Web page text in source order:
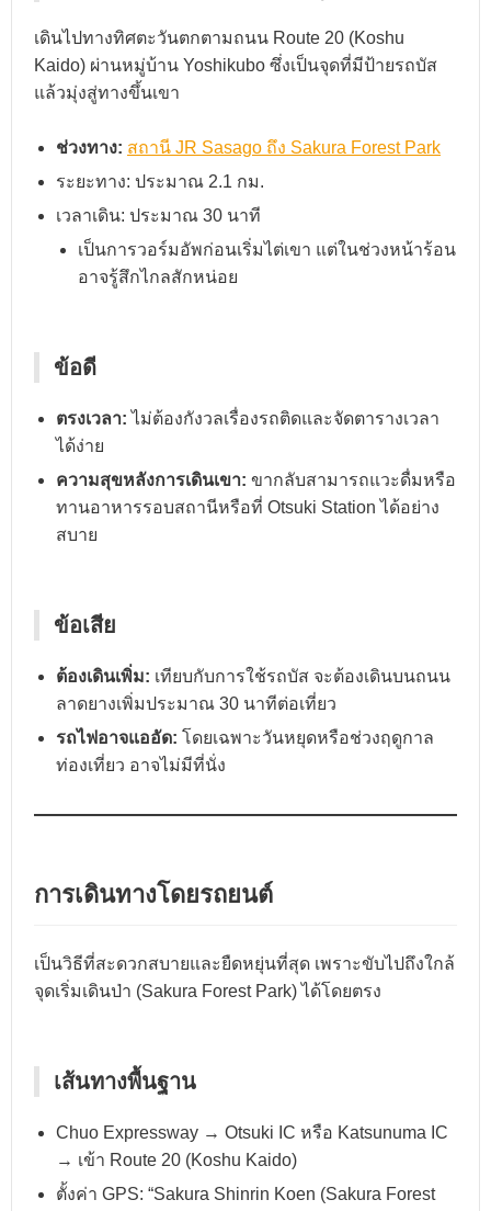
เดินไปทางทิศตะวันตกตามถนน Route 20 (Koshu
Kaido) ผ่านหมู่บ้าน Yoshikubo ซึ่งเป็นจุดที่มีป้ายรถบัส
แล้วมุ่งสู่ทางขึ้นเขา
ช่วงทาง: สถานี JR Sasago ถึง Sakura Forest Park
ระยะทาง: ประมาณ 2.1 กม.
เวลาเดิน: ประมาณ 30 นาที
เป็นการวอร์มอัพก่อนเริ่มไต่เขา แต่ในช่วงหน้าร้อน
อาจรู้สึกไกลสักหน่อย
ข้อดี
ตรงเวลา: ไม่ต้องกังวลเรื่องรถติดและจัดตารางเวลา
ได้ง่าย
ความสุขหลังการเดินเขา: ขากลับสามารถแวะดื่มหรือ
ทานอาหารรอบสถานีหรือที่ Otsuki Station ได้อย่าง
สบาย
ข้อเสีย
ต้องเดินเพิ่ม: เทียบกับการใช้รถบัส จะต้องเดินบนถนน
ลาดยางเพิ่มประมาณ 30 นาทีต่อเที่ยว
รถไฟอาจแออัด: โดยเฉพาะวันหยุดหรือช่วงฤดูกาล
ท่องเที่ยว อาจไม่มีที่นั่ง
การเดินทางโดยรถยนต์
เป็นวิธีที่สะดวกสบายและยืดหยุ่นที่สุด เพราะขับไปถึงใกล้
จุดเริ่มเดินป่า (Sakura Forest Park) ได้โดยตรง
เส้นทางพื้นฐาน
Chuo Expressway → Otsuki IC หรือ Katsunuma IC
→ เข้า Route 20 (Koshu Kaido)
ตั้งค่า GPS: “Sakura Shinrin Koen (Sakura Forest